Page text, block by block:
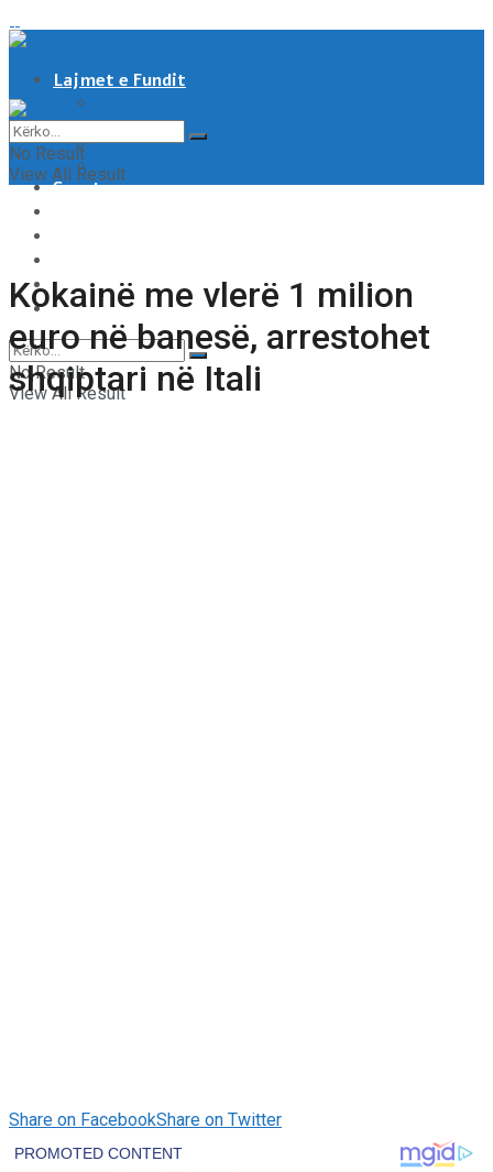
Lajmet e Fundit
Shqipëri
Rajoni & Bota
Moti
Sport
Tech & Auto
Video
No Result
View All Result
No Result
View All Result
Kokainë me vlerë 1 milion
euro në banesë, arrestohet
shqiptari në Itali
Share on FacebookShare on Twitter